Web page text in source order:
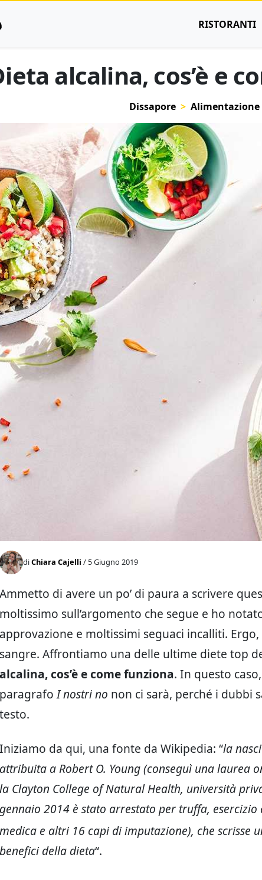
RISTORANTI
alcalina, cos’è e
Dissapore Alimentazione
diChiara Cajelli / 5 Giugno 2019
Ammetto di avere un po’ di paura a scrivere
moltissimo sull’argomento che segue e ho
approvazione e moltissimi seguaci incalliti.
sangre. Affrontiamo una delle ultime diete top
alcalina, cos’è e come funziona. In questo
paragrafoI nostri no non ci sarà, perché i dubbi
testo.
Iniziamo da qui, una fonte da Wikipedia: “la
attribuita a Robert O. Young (conseguì una laurea
la Clayton College of Natural Health, università
gennaio 2014 è stato arrestato per truffa, esercizio
medica e altri 16 capi di imputazione), che scrisse
benefici della dieta“.